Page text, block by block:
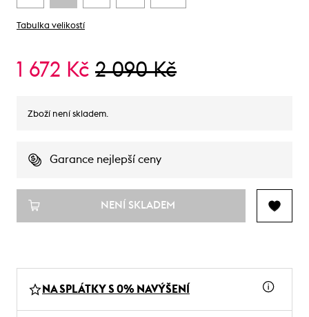
Tabulka velikostí
1 672 Kč 2 090 Kč
Zboží není skladem.
Garance nejlepší ceny
NENÍ SKLADEM
NA SPLÁTKY S 0% NAVÝŠENÍ